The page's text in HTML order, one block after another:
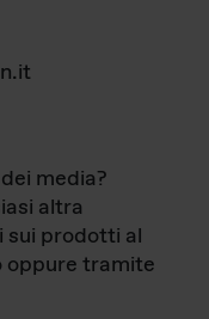
media?
altra
sui prodotti al
oppure tramite